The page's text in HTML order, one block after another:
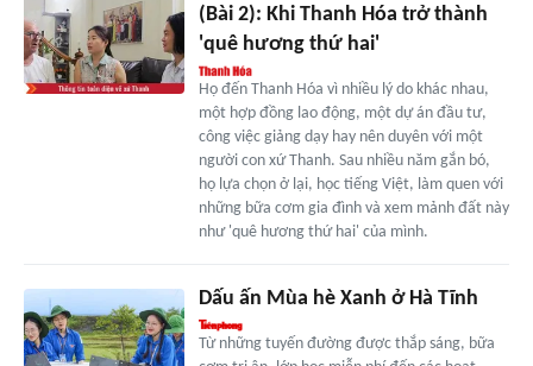
(Bài 2): Khi Thanh Hóa trở thành
'quê hương thứ hai'
Họ đến Thanh Hóa vì nhiều lý do khác nhau,
một hợp đồng lao động, một dự án đầu tư,
công việc giảng dạy hay nên duyên với một
người con xứ Thanh. Sau nhiều năm gắn bó,
họ lựa chọn ở lại, học tiếng Việt, làm quen với
những bữa cơm gia đình và xem mảnh đất này
như 'quê hương thứ hai' của mình.
Dấu ấn Mùa hè Xanh ở Hà Tĩnh
Từ những tuyến đường được thắp sáng, bữa